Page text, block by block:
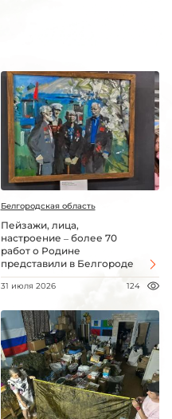
Белгородская область
Пейзажи, лица,
настроение – более 70
работ о Родине
представили в Белгороде
31 июля 2026 124